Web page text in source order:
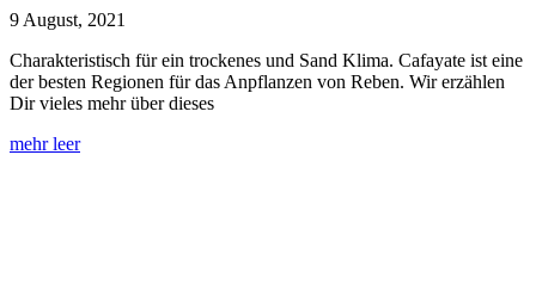
9 August, 2021
Charakteristisch für ein trockenes und Sand Klima. Cafayate ist eine
der besten Regionen für das Anpflanzen von Reben. Wir erzählen
Dir vieles mehr über dieses
mehr leer